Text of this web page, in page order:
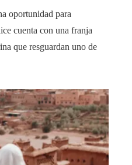
oportunidad para
cuenta con una franja
que resguardan uno de